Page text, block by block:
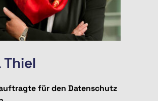
für den Datenschutz